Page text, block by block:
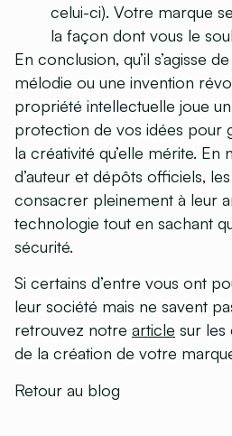
celui-ci). Votre marque
la façon dont vous le
En conclusion, qu’il s’agisse
mélodie ou une invention
propriété intellectuelle joue
protection de vos idées pour
la créativité qu’elle mérite. En
d’auteur et dépôts officiels,
consacrer pleinement à leur
technologie tout en sachant
sécurité.
Si certains d’entre vous ont
leur société mais ne savent
retrouvez notre article sur les
de la création de votre
Retour au blog